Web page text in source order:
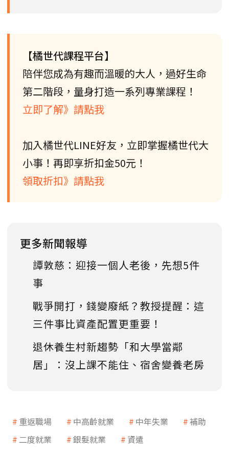
【橘世代課程平台】
陪伴您成為有趣而溫暖的大人，過好生命
第二階段，量身打造一系列專業課程！
立即了解》請點我
加入橘世代LINE好友，立即掌握橘世代大
小事！再即享折扣金50元！
領取折扣》請點我
更多新聞報導
譚敦慈：迎接一個人老後，先想5件
事
戰爭開打，錢變廢紙？教授提醒：這
三件事比資產配置更重要！
退休養生村新趨勢「和大學當鄰
居」：沒上課不能住、宿舍變養老房
重返職場 中高齡就業 中年失業
補助
二度就業
銀髮就業 資遣